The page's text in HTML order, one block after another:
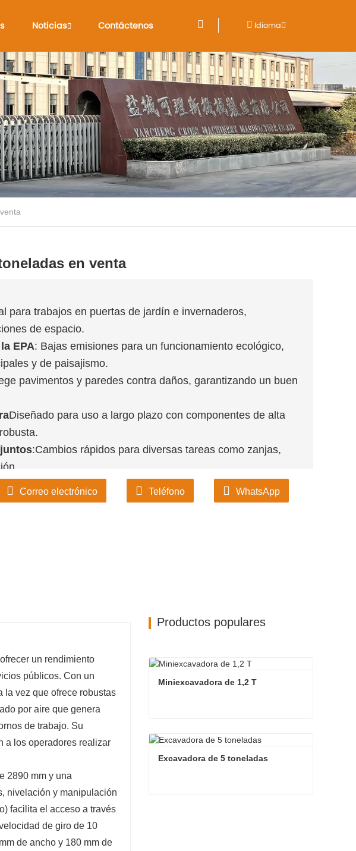
Noticias Contáctenos Idioma
en venta
para trabajos en puertas de jardín e invernaderos,
de espacio.
EPA: Bajas emisiones para un funcionamiento ecológico,
y de paisajismo.
pavimentos y paredes contra daños, garantizando un buen
Diseñado para uso a largo plazo con componentes de alta
:Cambios rápidos para diversas tareas como zanjas,
Correo electrónico Teléfono WhatsApp
un rendimiento
públicos. Con un
la vez que ofrece robustas
por aire que genera
de trabajo. Su
a los operadores realizar
2890 mm y una
nivelación y manipulación
facilita el acceso a través
de giro de 10
de ancho y 180 mm de
Productos populares
Miniexcavadora de 1,2 T
Miniexcavadora de 1,2 T
Contacta ahora
Excavadora de 5 toneladas